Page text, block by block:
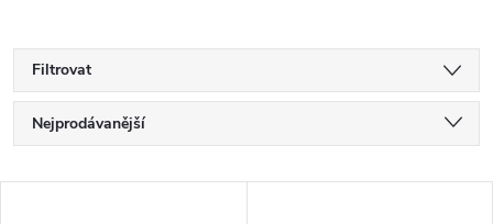
Filtrovat
Ř
a
Nejprodávanější